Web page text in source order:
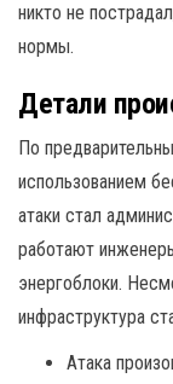
никто не
нормы.
Детали
По
использованием
атаки стал
работают
энергоблоки.
инфраструктура
Атака